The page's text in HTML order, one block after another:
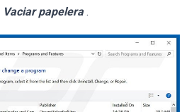
Vaciar papelera .